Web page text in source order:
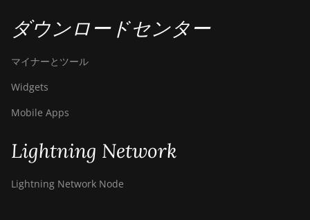
Canaan Avalon A1566I
Canaan Avalon A15XP-206T
Canaan Avalon A16XP (300Th)
Canaan Avalon Made A1346
ダウンロードセンター
マイナーとツール
Widgets
Mobile Apps
Lightning Network
Lightning Network Node